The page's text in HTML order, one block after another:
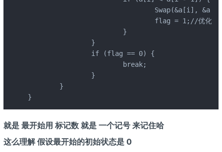
}
就是 最开始用 标记数 就是 一个记号 来记住哈
这么理解 假设最开始的初始状态是 0